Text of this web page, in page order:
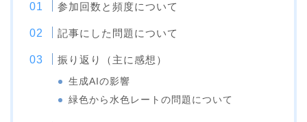
参加回数と頻度について
記事にした問題について
振り返り（主に感想）
生成AIの影響
緑色から水色レートの問題について